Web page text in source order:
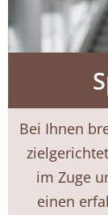
Bei Ihnen
im Zuge
einen